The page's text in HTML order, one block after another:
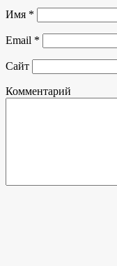
Имя *
Email *
Сайт
Комментарий